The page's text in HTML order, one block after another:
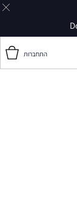
התחברות